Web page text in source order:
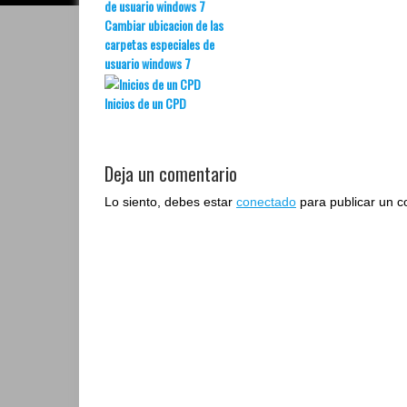
Cambiar ubicacion de las
carpetas especiales de
usuario windows 7
Inicios de un CPD
Deja un comentario
Lo siento, debes estar conectado para publicar un